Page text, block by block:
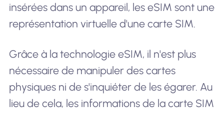
insérées dans un appareil, les eSIM sont une
représentation virtuelle d'une carte SIM.
Grâce à la technologie eSIM, il n'est plus
nécessaire de manipuler des cartes
physiques ni de s'inquiéter de les égarer. Au
lieu de cela, les informations de la carte SIM